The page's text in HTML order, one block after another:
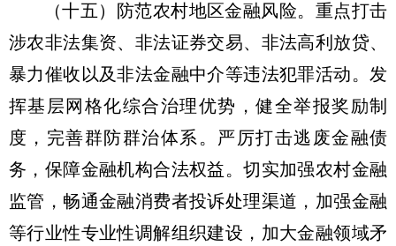
（十五）防范农村地区金融风险。 重点打击
涉农非法集资、非法证券交易、非法高利放贷、
暴力催收以及非法金融中介等违法犯罪活动。发
挥基层网格化综合治理优势，健全举报奖励制
度，完善群防群治体系。严厉打击逃废金融债
务，保障金融机构合法权益。切实加强农村金融
监管，畅通金融消费者投诉处理渠道，加强金融
等行业性专业性调解组织建设，加大金融领域矛